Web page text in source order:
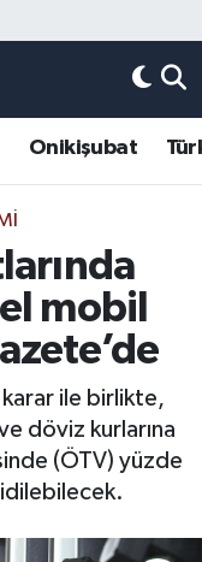
Onikişubat
mobil
karar ile birlikte,
döviz kurlarına
(ÖTV) yüzde
Haritası